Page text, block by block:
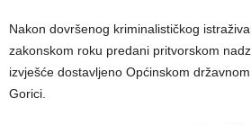
Nakon dovršenog kriminalističkog
zakonskom roku predani pritvorskom
izvješće dostavljeno Općinskom
Gorici.